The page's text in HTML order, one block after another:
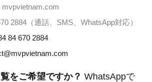
mvpvietnam.com
2884（通話、SMS、WhatsApp対応）
84 670 2884
をご希望ですか？ WhatsAppで